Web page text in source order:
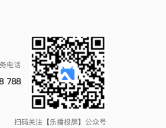
电话
788
扫码关注【乐播投屏】公众号